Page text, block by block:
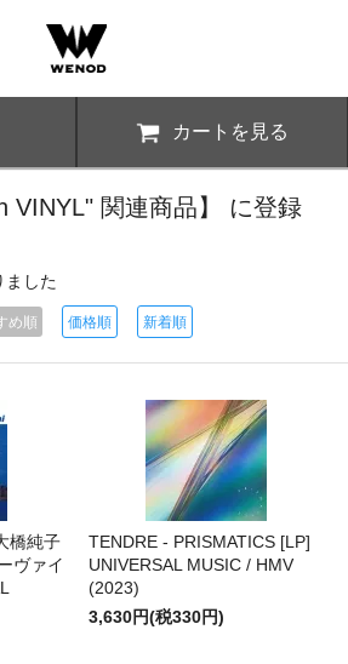
カートを見る
VINYL" 関連商品】 に登録
ました
め順 価格順 新着順
橋純子
ヴァイ
TENDRE - PRISMATICS [LP]
UNIVERSAL MUSIC / HMV
(2023)
3,630円(税330円)